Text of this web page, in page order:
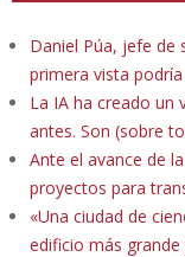
Daniel Púa, jefe de
primera vista
La IA ha creado un
antes. Son (sobre
Ante el avance de
proyectos para
«Una ciudad de
edificio más